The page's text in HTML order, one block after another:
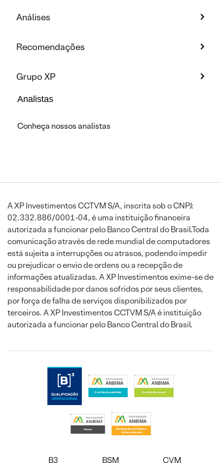
Análises
Recomendações
Grupo XP
Analistas
Conheça nossos analistas
A XP Investimentos CCTVM S/A, inscrita sob o CNPJ:
02.332.886/0001-04, é uma instituição financeira
autorizada a funcionar pelo Banco Central do Brasil.Toda
comunicação através de rede mundial de computadores
está sujeita a interrupções ou atrasos, podendo impedir
ou prejudicar o envio de ordens ou a recepção de
informações atualizadas. A XP Investimentos exime-se de
responsabilidade por danos sofridos por seus clientes,
por força de falha de serviços disponibilizados por
terceiros. A XP Investimentos CCTVM S/A é instituição
autorizada a funcionar pelo Banco Central do Brasil.
B3 BSM CVM